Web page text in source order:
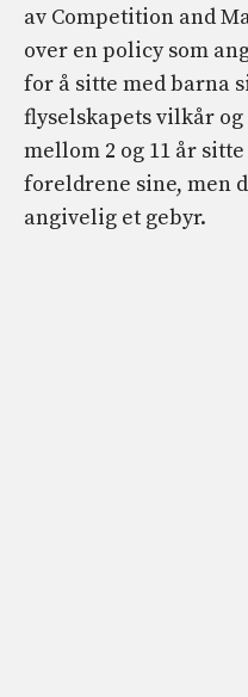
av Competition and
over en policy som
for å sitte med barna
flyselskapets vilkår
mellom 2 og 11 år
foreldrene sine, men
angivelig et gebyr.